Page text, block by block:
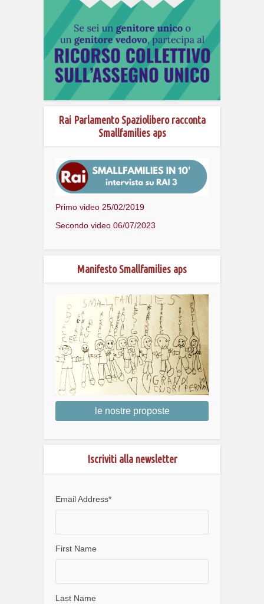
Rai Parlamento Spaziolibero racconta
Smallfamilies aps
Primo video 25/02/2019
Secondo video 06/07/2023
Manifesto Smallfamilies aps
le nostre proposte
Iscriviti alla newsletter
Email Address*
First Name
Last Name